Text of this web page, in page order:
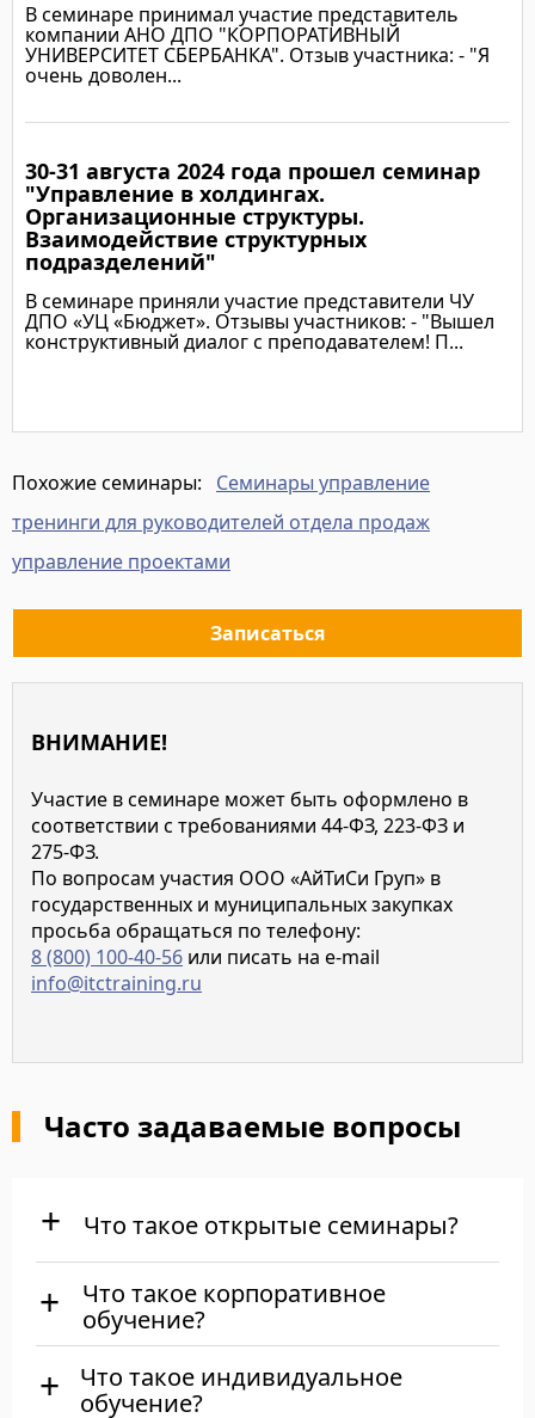
В семинаре принимал участие представитель
компании АНО ДПО "КОРПОРАТИВНЫЙ
УНИВЕРСИТЕТ СБЕРБАНКА". Отзыв участника: - "Я
очень доволен...
Подробнее
30-31 августа 2024 года прошел семинар
"Управление в холдингах.
Организационные структуры.
Взаимодействие структурных
подразделений"
В семинаре приняли участие представители ЧУ
ДПО «УЦ «Бюджет». Отзывы участников: - "Вышел
конструктивный диалог с преподавателем! П...
Похожие семинары: Семинары управление
тренинги для руководителей отдела продаж
управление проектами
Записаться
ВНИМАНИЕ!
Участие в семинаре может быть оформлено в
соответствии с требованиями 44-ФЗ, 223-ФЗ и
275-ФЗ.
По вопросам участия ООО «АйТиСи Груп» в
государственных и муниципальных закупках
просьба обращаться по телефону:
8 (800) 100-40-56 или писать на e-mail
info@itctraining.ru
Часто задаваемые вопросы
Что такое открытые семинары?
Что такое корпоративное
обучение?
Что такое индивидуальное
обучение?